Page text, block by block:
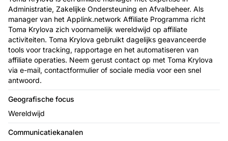
Administratie, Zakelijke Ondersteuning en Afvalbeheer. Als
manager van het Applink.network Affiliate Programma richt
Toma Krylova zich voornamelijk wereldwijd op affiliate
activiteiten. Toma Krylova gebruikt dagelijks geavanceerde
tools voor tracking, rapportage en het automatiseren van
affiliate operaties. Neem gerust contact op met Toma Krylova
via e-mail, contactformulier of sociale media voor een snel
antwoord.
Geografische focus
Wereldwijd
Communicatiekanalen